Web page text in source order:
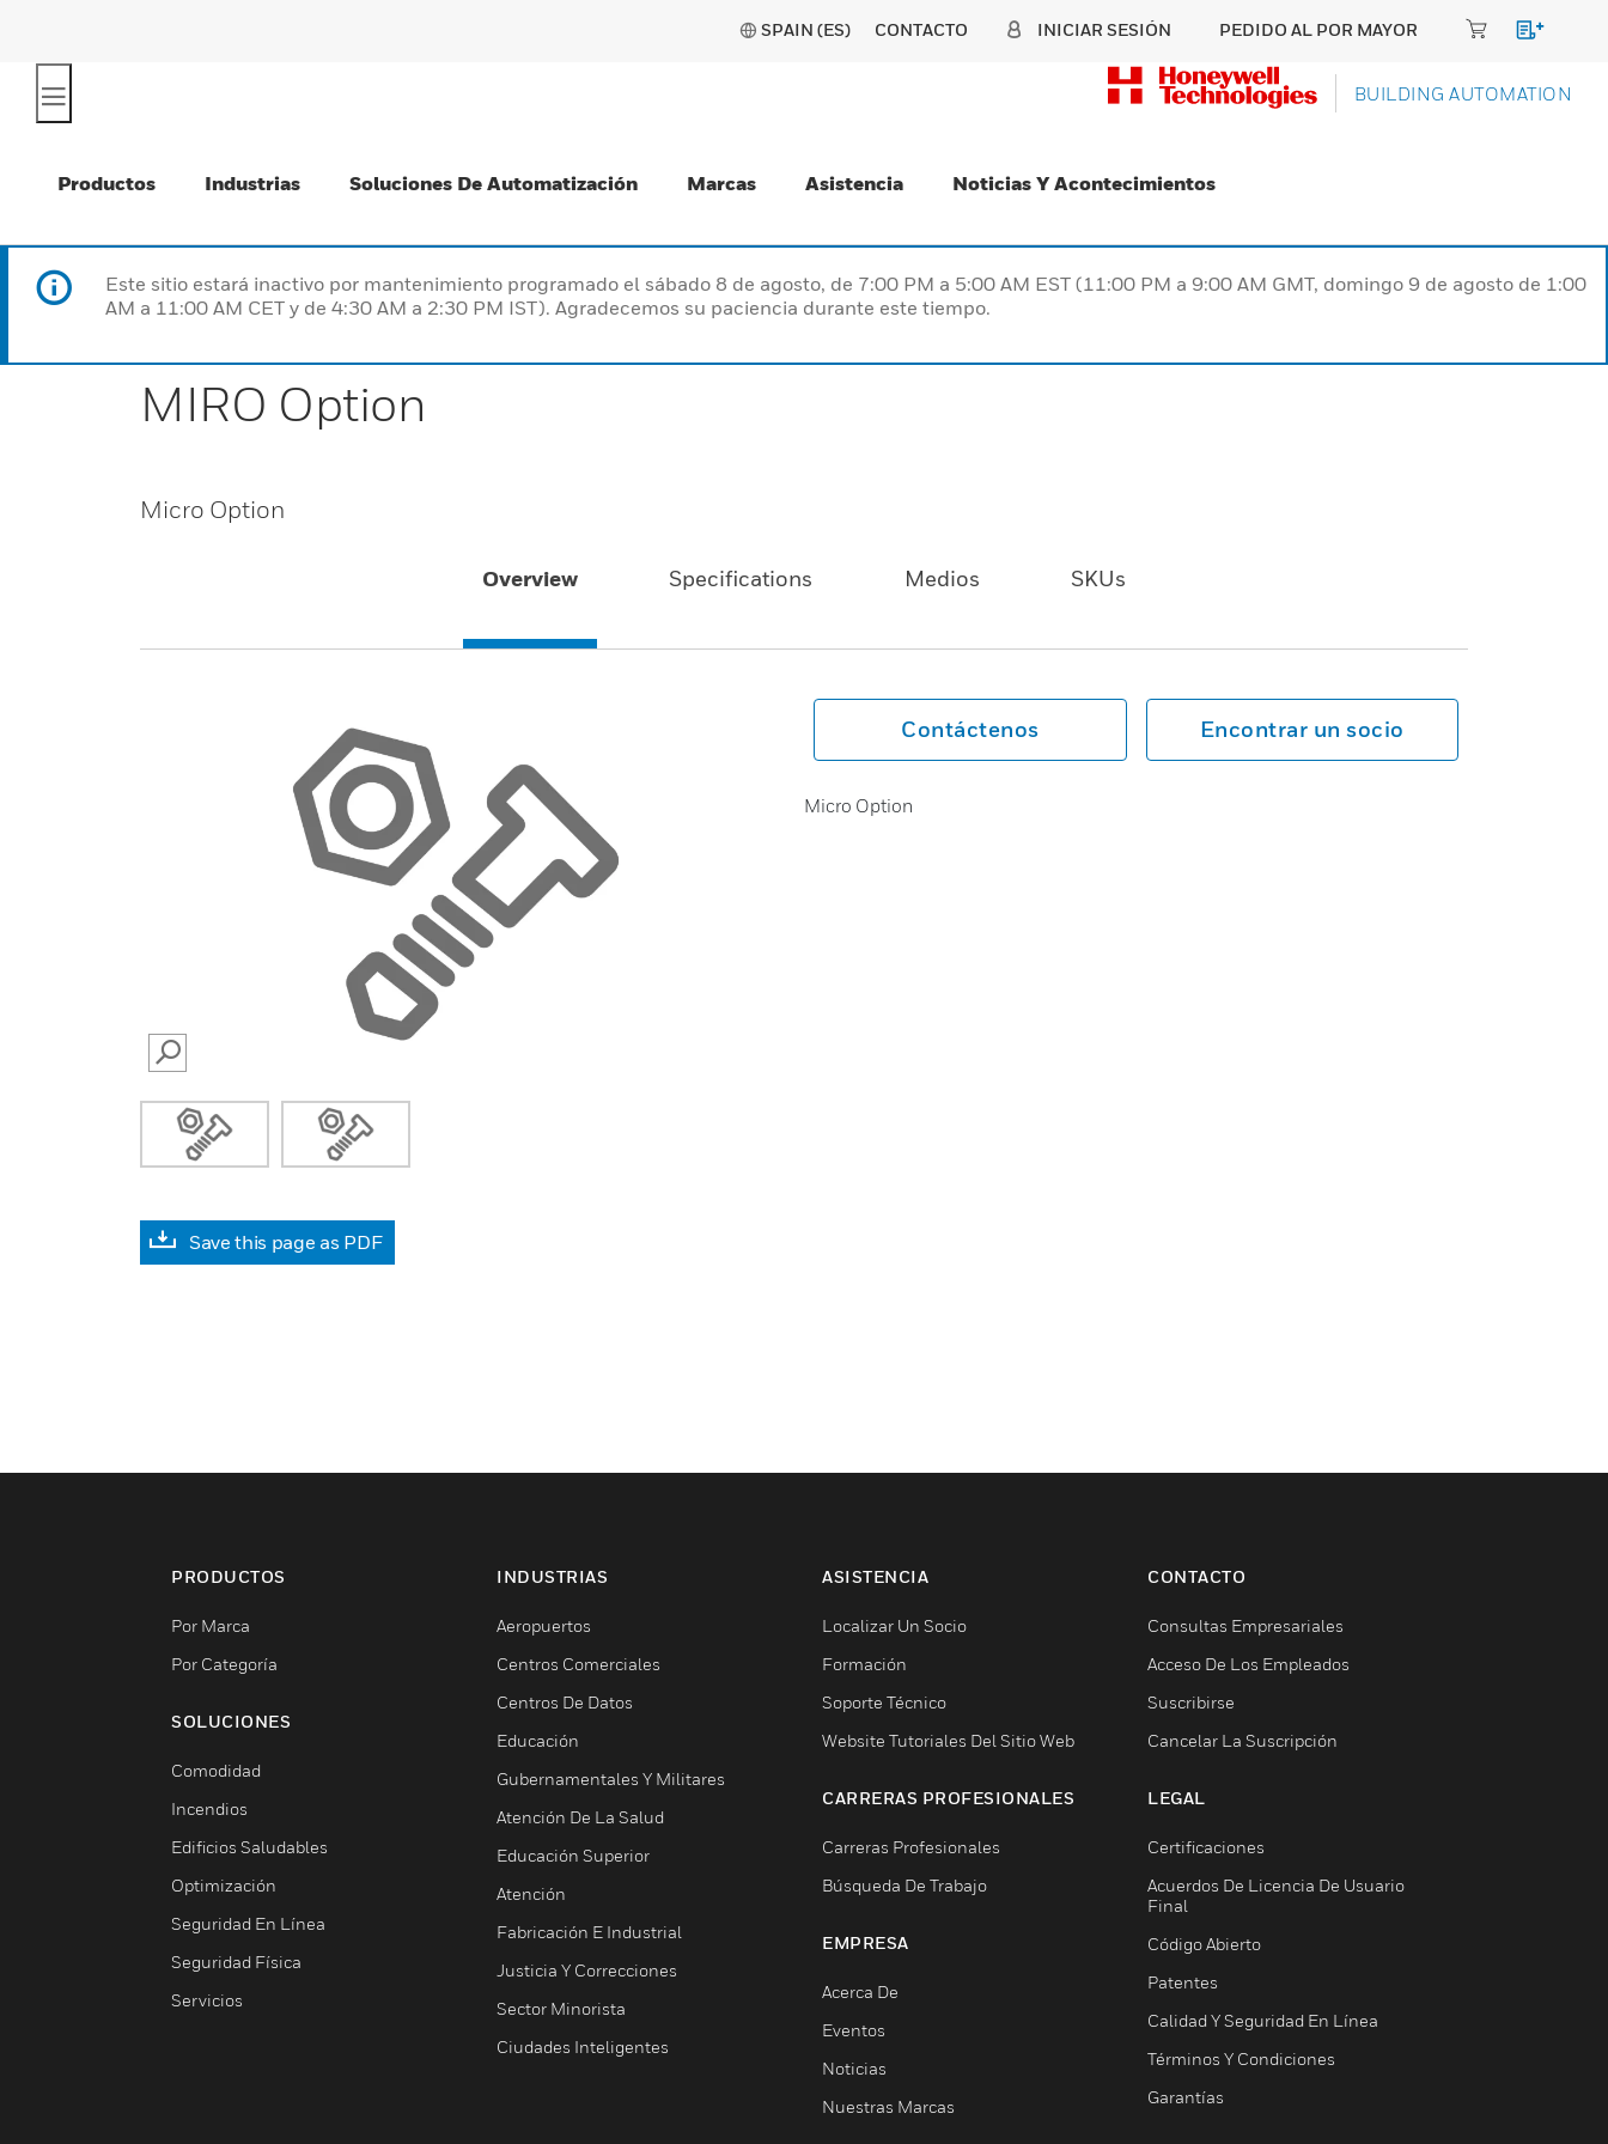
SPAIN (ES) CONTACTO INICIAR SESIÓN PEDIDO AL POR MAYOR
BUILDING AUTOMATION
Productos Industrias Soluciones De Automatización Marcas Asistencia Noticias Y Acontecimientos
Este sitio estará inactivo por mantenimiento programado el sábado 8 de agosto, de 7:00 PM a 5:00 AM EST (11:00 PM a 9:00 AM GMT, domingo 9 de agosto de 1:00
AM a 11:00 AM CET y de 4:30 AM a 2:30 PM IST). Agradecemos su paciencia durante este tiempo.
MIRO Option
Micro Option
Overview Specifications Medios SKUs
SEARCH
Save this page as PDF
Contáctenos Encontrar un socio
Micro Option
PRODUCTOS
Por Marca
Por Categoría
SOLUCIONES
Comodidad
Incendios
Edificios Saludables
Optimización
Seguridad En Línea
Seguridad Física
Servicios
INDUSTRIAS
Aeropuertos
Centros Comerciales
Centros De Datos
Educación
Gubernamentales Y Militares
Atención De La Salud
Educación Superior
Atención
Fabricación E Industrial
Justicia Y Correcciones
Sector Minorista
Ciudades Inteligentes
ASISTENCIA
Localizar Un Socio
Formación
Soporte Técnico
Website Tutoriales Del Sitio Web
CARRERAS PROFESIONALES
Carreras Profesionales
Búsqueda De Trabajo
EMPRESA
Acerca De
Eventos
Noticias
Nuestras Marcas
CONTACTO
Consultas Empresariales
Acceso De Los Empleados
Suscribirse
Cancelar La Suscripción
LEGAL
Certificaciones
Acuerdos De Licencia De Usuario
Final
Código Abierto
Patentes
Calidad Y Seguridad En Línea
Términos Y Condiciones
Garantías